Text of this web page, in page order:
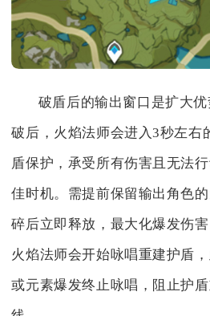
破盾后的输出窗口是扩大
破后，火焰法师会进入3秒左右
盾保护，承受所有伤害且无法
佳时机。需提前保留输出角色
碎后立即释放，最大化爆发伤
火焰法师会开始咏唱重建护盾
或元素爆发终止咏唱，阻止护